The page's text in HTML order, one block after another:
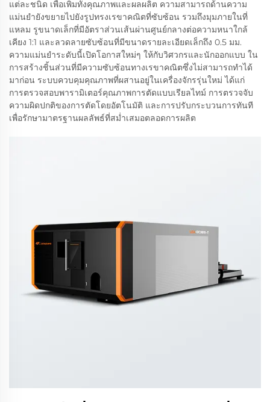
แต่ละชนิด เพื่อเพิ่มทั้งคุณภาพและผลผลิต ความสามารถด้านความ
แม่นยำยังขยายไปยังรูปทรงเรขาคณิตที่ซับซ้อน รวมถึงมุมภายในที่
แหลม รูขนาดเล็กที่มีอัตราส่วนเส้นผ่านศูนย์กลางต่อความหนาใกล้
เคียง 1:1 และลวดลายซับซ้อนที่มีขนาดรายละเอียดเล็กถึง 0.5 มม.
ความแม่นยำระดับนี้เปิดโอกาสใหม่ๆ ให้กับวิศวกรและนักออกแบบ ใน
การสร้างชิ้นส่วนที่มีความซับซ้อนทางเรขาคณิตซึ่งไม่สามารถทำได้
มาก่อน ระบบควบคุมคุณภาพที่ผสานอยู่ในเครื่องจักรรุ่นใหม่ ได้แก่
การตรวจสอบพารามิเตอร์คุณภาพการตัดแบบเรียลไทม์ การตรวจจับ
ความผิดปกติของการตัดโดยอัตโนมัติ และการปรับกระบวนการทันที
เพื่อรักษามาตรฐานผลลัพธ์ที่สม่ำเสมอตลอดการผลิต